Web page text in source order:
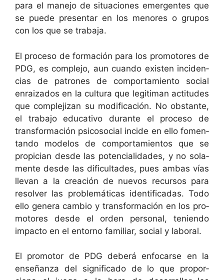
para el mane­jo de situa­ciones emer­gentes que
se puede pre­sen­tar en los menores o gru­pos
con los que se trabaja.
El pro­ce­so de for­ma­ción para los pro­mo­tores de
PDG, es com­ple­jo, aun cuan­do exis­ten inci­den­
cias de patrones de com­por­tamien­to social
enraiza­dos en la cul­tura que legit­i­man acti­tudes
que com­ple­jizan su mod­i­fi­cación. No obstante,
el tra­ba­jo educa­ti­vo durante el pro­ce­so de
trans­for­ma­ción psi­coso­cial incide en ello fomen­
tan­do mod­e­los de com­por­tamien­tos que se
prop­i­cian des­de las poten­cial­i­dades, y no sola­
mente des­de las difi­cul­tades, pues ambas vías
lle­van a la creación de nuevos recur­sos para
resolver las prob­lemáti­cas iden­ti­fi­cadas. Todo
ello gen­era cam­bio y trans­for­ma­ción en los pro­
mo­tores des­de el orden per­son­al, tenien­do
impacto en el entorno famil­iar, social y laboral.
El pro­mo­tor de PDG deberá enfo­carse en la
enseñan­za del sig­nifi­ca­do de lo que pro­por­